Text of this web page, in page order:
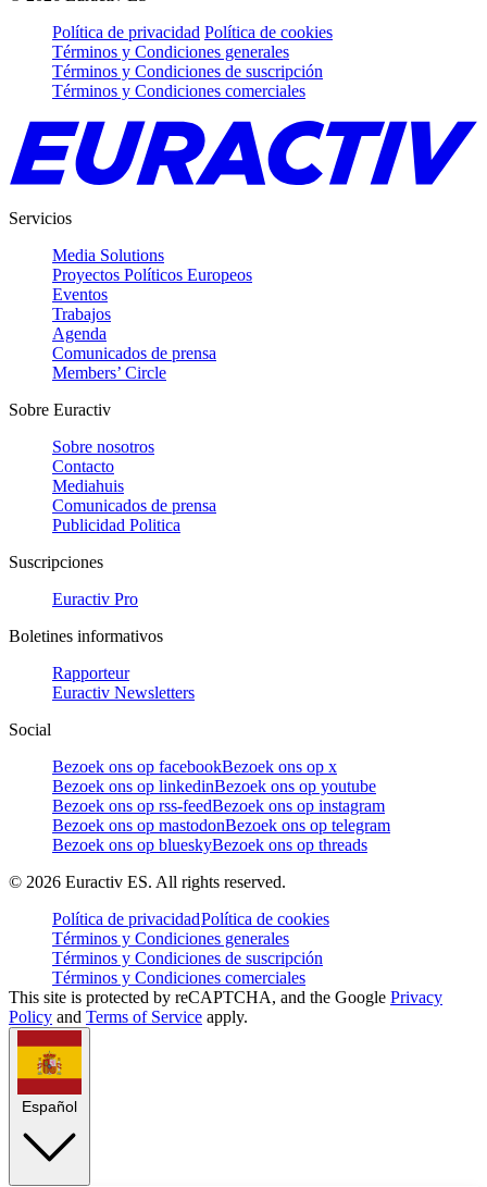
Política de privacidad Política de cookies
Términos y Condiciones generales
Términos y Condiciones de suscripción
Términos y Condiciones comerciales
Servicios
Media Solutions
Proyectos Políticos Europeos
Eventos
Trabajos
Agenda
Comunicados de prensa
Members’ Circle
Sobre Euractiv
Sobre nosotros
Contacto
Mediahuis
Comunicados de prensa
Publicidad Politica
Suscripciones
Euractiv Pro
Boletines informativos
Rapporteur
Euractiv Newsletters
Social
Bezoek ons op facebookBezoek ons op x
Bezoek ons op linkedinBezoek ons op youtube
Bezoek ons op rss-feedBezoek ons op instagram
Bezoek ons op mastodonBezoek ons op telegram
Bezoek ons op blueskyBezoek ons op threads
© 2026 Euractiv ES. All rights reserved.
Política de privacidadPolítica de cookies
Términos y Condiciones generales
Términos y Condiciones de suscripción
Términos y Condiciones comerciales
This site is protected by reCAPTCHA, and the Google Privacy
Policy and Terms of Service apply.
Español